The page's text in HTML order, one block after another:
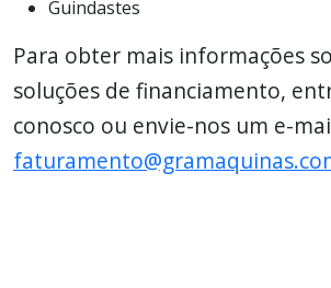
Guindastes
Para obter mais informações
soluções de financiamento,
conosco ou envie-nos um e-